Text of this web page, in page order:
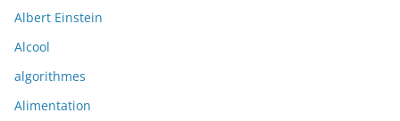
Albert Einstein
Alcool
algorithmes
Alimentation